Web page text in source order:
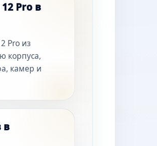
Pro в
Pro из
корпуса,
камер и
в